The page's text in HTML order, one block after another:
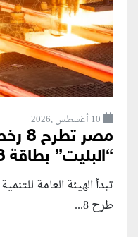
10 أغسطس ,2026
مصر
“البليت” بطاقة 2.8...
تبدأ الهيئة العامة
طرح 8...